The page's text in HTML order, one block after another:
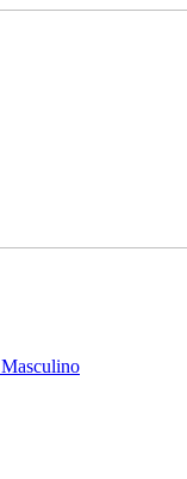
Masculino